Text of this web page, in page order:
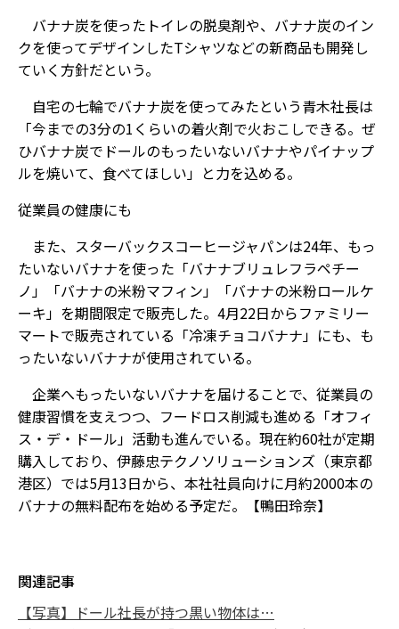
バナナ炭を使ったトイレの脱臭剤や、バナナ炭のイン
クを使ってデザインしたTシャツなどの新商品も開発し
ていく方針だという。
自宅の七輪でバナナ炭を使ってみたという青木社長は
「今までの3分の1くらいの着火剤で火おこしできる。ぜ
ひバナナ炭でドールのもったいないバナナやパイナップ
ルを焼いて、食べてほしい」と力を込める。
従業員の健康にも
また、スターバックスコーヒージャパンは24年、もっ
たいないバナナを使った「バナナブリュレフラペチー
ノ」「バナナの米粉マフィン」「バナナの米粉ロールケ
ーキ」を期間限定で販売した。4月22日からファミリー
マートで販売されている「冷凍チョコバナナ」にも、も
ったいないバナナが使用されている。
企業へもったいないバナナを届けることで、従業員の
健康習慣を支えつつ、フードロス削減も進める「オフィ
ス・デ・ドール」活動も進んでいる。現在約60社が定期
購入しており、伊藤忠テクノソリューションズ（東京都
港区）では5月13日から、本社社員向けに月約2000本の
バナナの無料配布を始める予定だ。【鴨田玲奈】
関連記事
【写真】ドール社長が持つ黒い物体は…